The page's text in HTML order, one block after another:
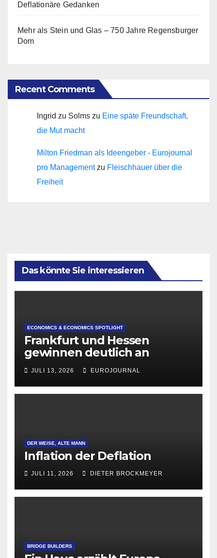
Deflationäre Gedanken
Mehr als Stein und Glas – 750 Jahre Regensburger
Dom
Recent Comments
Ingrid zu Solms zu Eine späte Freundschaft,
die Mut macht
Milton Friedman als Ideengeber - Eurojournal
pro Managementzu Fleischhauer über die
Freiheit
Das könnte Sie interessieren
ECONOMICS & ECONOMICS SPOTLIGHT
Frankfurt und Hessen
gewinnen deutlich an
Attraktivität für Startup-
Gründungen
JULI 13, 2026 EUROJOURNAL
DER WEISE, ALTE MANN
Inflation der Deflation
JULI 11, 2026 DIETER BROCKMEYER
BRIDGE BUILDERS